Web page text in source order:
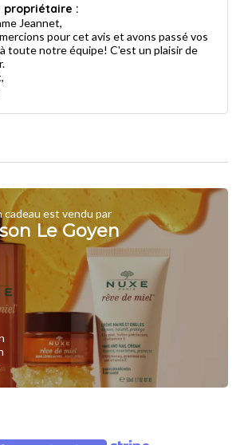
propriétaire :
Jeannet,
pour cet avis et avons passé vos
toute notre équipe! C'est un plaisir de
cadeau est vendu par
Le Goyen